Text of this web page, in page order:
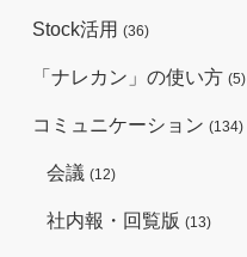
Stock活用 (36)
「ナレカン」の使い方 (5)
コミュニケーション (134)
会議 (12)
社内報・回覧版 (13)